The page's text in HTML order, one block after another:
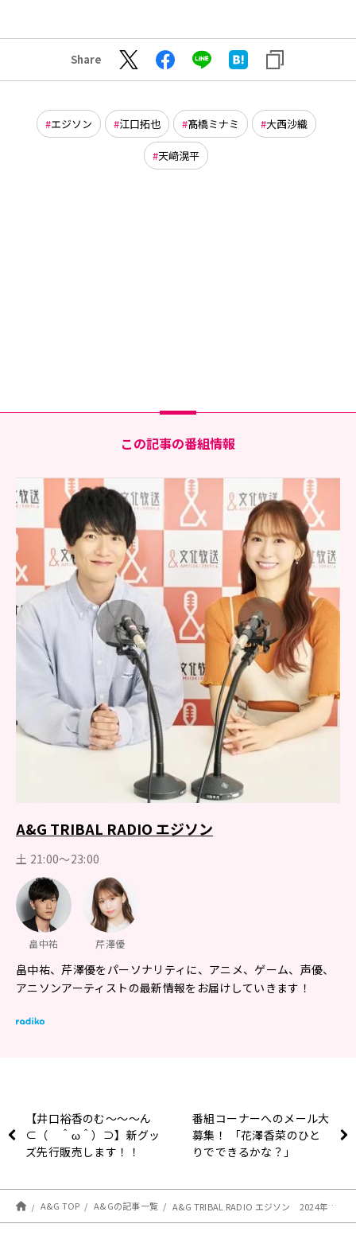
Share
エジソン 江口拓也 髙橋ミナミ 大西沙織
天﨑滉平
この記事の番組情報
A&G TRIBAL RADIO エジソン
土 21:00～23:00
畠中祐 芹澤優
畠中祐、芹澤優をパーソナリティに、アニメ、ゲーム、声優、
アニソンアーティストの最新情報をお届けしていきます！
【井口裕香のむ～～～ん
⊂（ ＾ω＾）⊃】新グッ
ズ先行販売します！！
番組コーナーへのメール大
募集！ 「花澤香菜のひと
りでできるかな？」
A&G TOP A&Gの記事一覧 A&G TRIBAL RADIO エジソン 2024年11月2日 放送後記